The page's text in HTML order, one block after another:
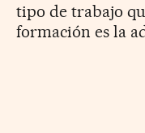
tipo de trabajo
formación es la